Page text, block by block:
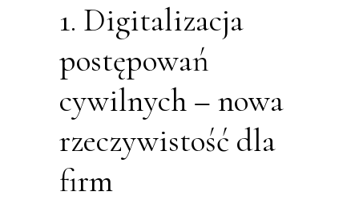
1. Digitalizacja
postępowań
cywilnych – nowa
rzeczywistość dla
firm